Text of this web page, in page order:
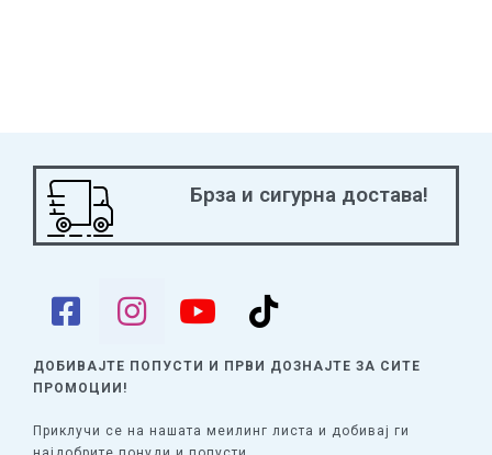
Брза и сигурна достава!
ДОБИВАЈТЕ ПОПУСТИ И ПРВИ ДОЗНАЈТЕ ЗА СИТЕ
ПРОМОЦИИ!
Приклучи се на нашата меилинг листа и добивај ги